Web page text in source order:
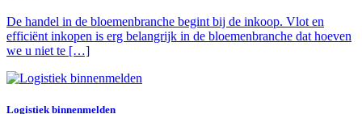
De handel in de bloemenbranche begint bij de inkoop. Vlot en
efficiënt inkopen is erg belangrijk in de bloemenbranche dat hoeven
we u niet te […]
Logistiek binnenmelden